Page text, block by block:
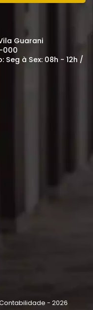
Guarani
000
à Sex: 08h - 12h /
- 2026